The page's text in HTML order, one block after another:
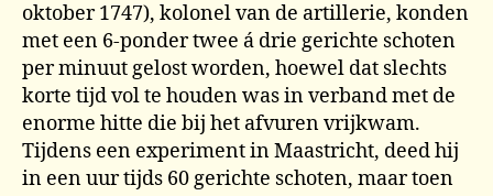
oktober 1747), kolonel van de artillerie, konden
met een 6-ponder twee á drie gerichte schoten
per minuut gelost worden, hoewel dat slechts
korte tijd vol te houden was in verband met de
enorme hitte die bij het afvuren vrijkwam.
Tijdens een experiment in Maastricht, deed hij
in een uur tijds 60 gerichte schoten, maar toen